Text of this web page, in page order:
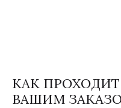
КАК
ВАШИМ